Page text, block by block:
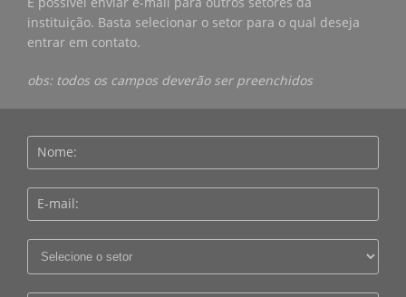
instituição. Basta selecionar o setor para o qual deseja
entrar em contato.
obs: todos os campos deverão ser preenchidos